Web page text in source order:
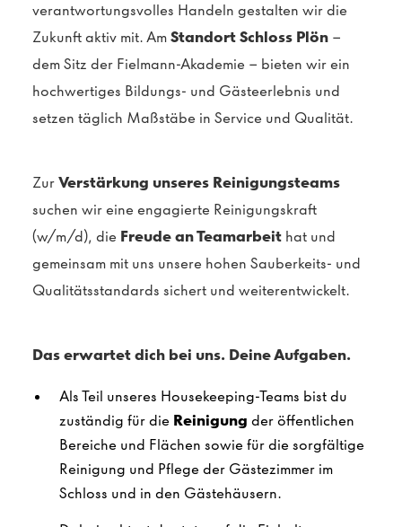
verantwortungsvolles Handeln gestalten wir die
Zukunft aktiv mit. Am Standort Schloss Plön –
dem Sitz der Fielmann-Akademie – bieten wir ein
hochwertiges Bildungs- und Gästeerlebnis und
setzen täglich Maßstäbe in Service und Qualität.
Zur Verstärkung unseres Reinigungsteams
suchen wir eine engagierte Reinigungskraft
(w/m/d), die Freude an Teamarbeit hat und
gemeinsam mit uns unsere hohen Sauberkeits- und
Qualitätsstandards sichert und weiterentwickelt.
Das erwartet dich bei uns. Deine Aufgaben.
Als Teil unseres Housekeeping-Teams bist du
zuständig für die Reinigung der öffentlichen
Bereiche und Flächen sowie für die sorgfältige
Reinigung und Pflege der Gästezimmer im
Schloss und in den Gästehäusern.